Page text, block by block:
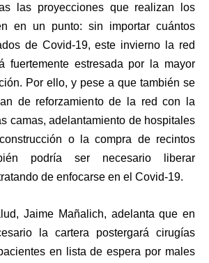
las proyecciones que realizan los
en un punto: sin importar cuántos
de Covid-19, este invierno la red
fuertemente estresada por la mayor
Por ello, y pese a que también se
de reforzamiento de la red con la
camas, adelantamiento de hospitales
o la compra de recintos
podría ser necesario liberar
de enfocarse en el Covid-19.
Jaime Mañalich, adelanta que en
la cartera postergará cirugías
en lista de espera por males